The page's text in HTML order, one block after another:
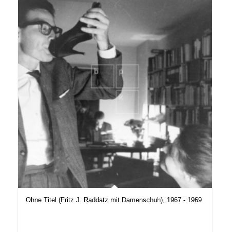
Ohne Titel (Fritz J. Raddatz mit Damenschuh), 1967 - 1969